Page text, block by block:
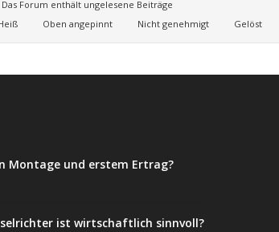
Das Forum enthält ungelesene Beiträge
Oben angepinnt Nicht genehmigt Gelöst
Montage und erstem Ertrag?
ist wirtschaftlich sinnvoll?